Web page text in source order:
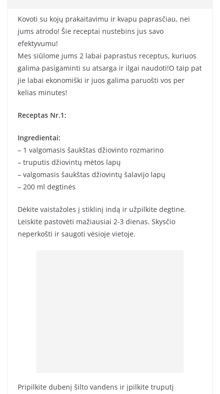
Kovoti su kojų prakaitavimu ir kvapu paprasčiau, nei
jums atrodo! Šie receptai nustebins jus savo
efektyvumu!
Mes siūlome jums 2 labai paprastus receptus, kuriuos
galima pasigaminti su atsarga ir ilgai naudoti!O taip pat
jie labai ekonomiški ir juos galima paruošti vos per
kelias minutes!
Receptas Nr.1:
Ingredientai:
– 1 valgomasis šaukštas džiovinto rozmarino
– truputis džiovintų mėtos lapų
– valgomasis šaukštas džiovintų šalavijo lapų
– 200 ml degtinės
Dėkite vaistažoles į stiklinį indą ir užpilkite degtine.
Leiskite pastovėti mažiausiai 2-3 dienas. Skysčio
neperkošti ir saugoti vėsioje vietoje.
Pripilkite dubenį šilto vandens ir įpilkite truputį